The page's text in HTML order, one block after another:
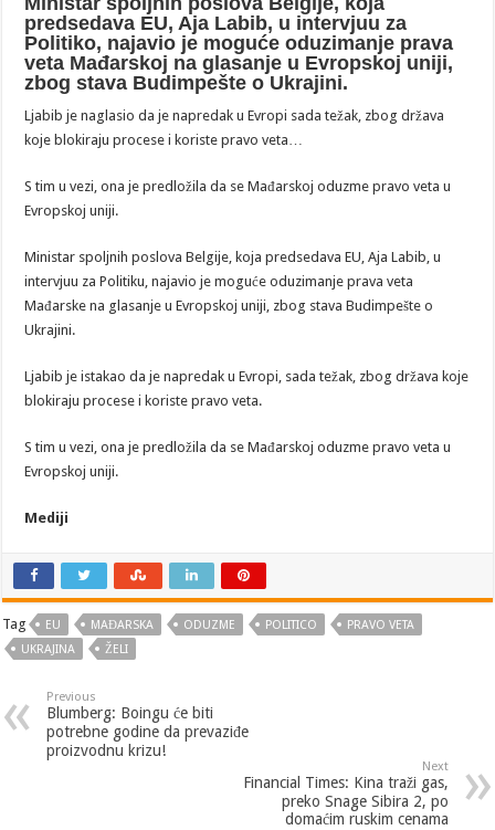
predsedava EU, Aja Labib, u intervjuu za
Politiko, najavio je moguće oduzimanje prava
veta Mađarskoj na glasanje u Evropskoj uniji,
zbog stava Budimpešte o Ukrajini.
Ljabib je naglasio da je napredak u Evropi sada težak, zbog država
koje blokiraju procese i koriste pravo veta…
S tim u vezi, ona je predložila da se Mađarskoj oduzme pravo veta u
Evropskoj uniji.
Ministar spoljnih poslova Belgije, koja predsedava EU, Aja Labib, u
intervjuu za Politiku, najavio je moguće oduzimanje prava veta
Mađarske na glasanje u Evropskoj uniji, zbog stava Budimpešte o
Ukrajini.
Ljabib je istakao da je napredak u Evropi, sada težak, zbog država koje
blokiraju procese i koriste pravo veta.
S tim u vezi, ona je predložila da se Mađarskoj oduzme pravo veta u
Evropskoj uniji.
Mediji
Tag EU MAĐARSKA ODUZME POLITICO
PRAVO VETA
UKRAJINA
ŽELI
Previous
Blumberg: Boingu će biti
potrebne godine da prevaziđe
proizvodnu krizu!
Next
Financial Times: Kina traži gas,
preko Snage Sibira 2, po
domaćim ruskim cenama